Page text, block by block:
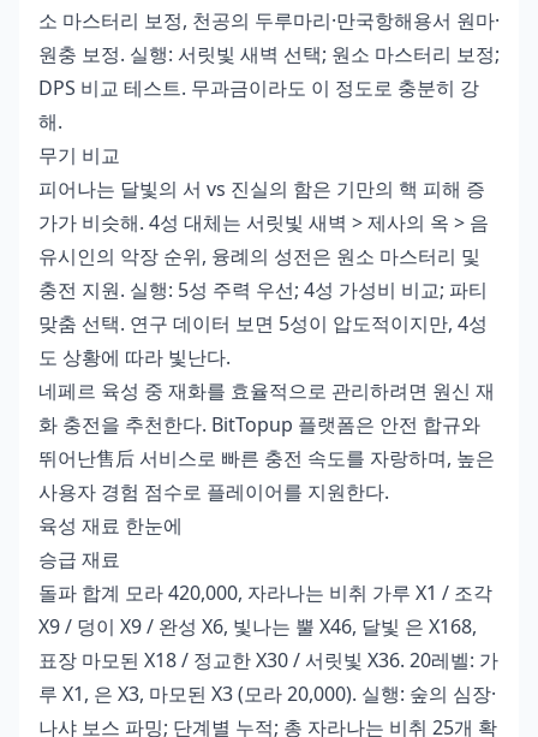
소 마스터리 보정, 천공의 두루마리·만국항해용서 원마·
원충 보정. 실행: 서릿빛 새벽 선택; 원소 마스터리 보정;
DPS 비교 테스트. 무과금이라도 이 정도로 충분히 강
해.
무기 비교
피어나는 달빛의 서 vs 진실의 함은 기만의 핵 피해 증
가가 비슷해. 4성 대체는 서릿빛 새벽 > 제사의 옥 > 음
유시인의 악장 순위, 융례의 성전은 원소 마스터리 및
충전 지원. 실행: 5성 주력 우선; 4성 가성비 비교; 파티
맞춤 선택. 연구 데이터 보면 5성이 압도적이지만, 4성
도 상황에 따라 빛난다.
네페르 육성 중 재화를 효율적으로 관리하려면 원신 재
화 충전을 추천한다. BitTopup 플랫폼은 안전 합규와
뛰어난售后 서비스로 빠른 충전 속도를 자랑하며, 높은
사용자 경험 점수로 플레이어를 지원한다.
육성 재료 한눈에
승급 재료
돌파 합계 모라 420,000, 자라나는 비취 가루 X1 / 조각
X9 / 덩이 X9 / 완성 X6, 빛나는 뿔 X46, 달빛 은 X168,
표장 마모된 X18 / 정교한 X30 / 서릿빛 X36. 20레벨: 가
루 X1, 은 X3, 마모된 X3 (모라 20,000). 실행: 숲의 심장·
나샤 보스 파밍; 단계별 누적; 총 자라나는 비취 25개 확